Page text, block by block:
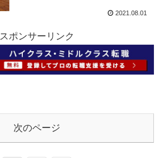
2021.08.01
スポンサーリンク
次のページ